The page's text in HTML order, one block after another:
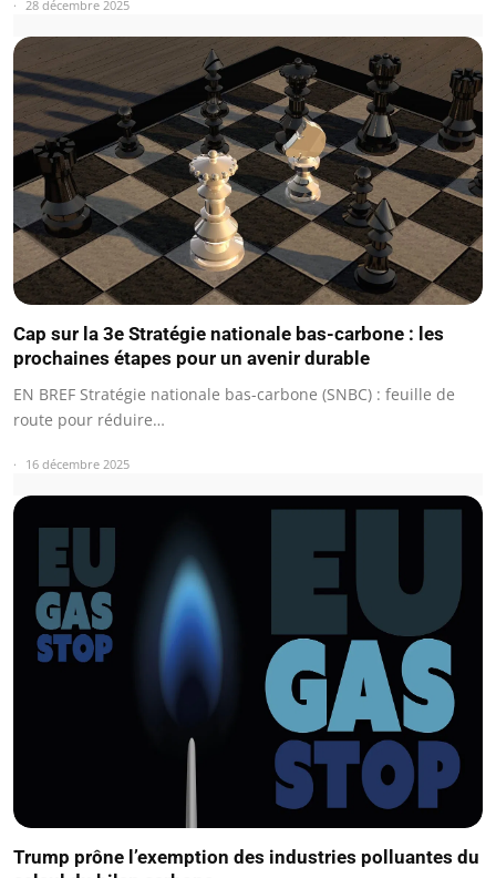
28 décembre 2025
Cap sur la 3e Stratégie nationale bas-carbone : les
prochaines étapes pour un avenir durable
EN BREF Stratégie nationale bas-carbone (SNBC) : feuille de
route pour réduire…
16 décembre 2025
Trump prône l’exemption des industries polluantes du